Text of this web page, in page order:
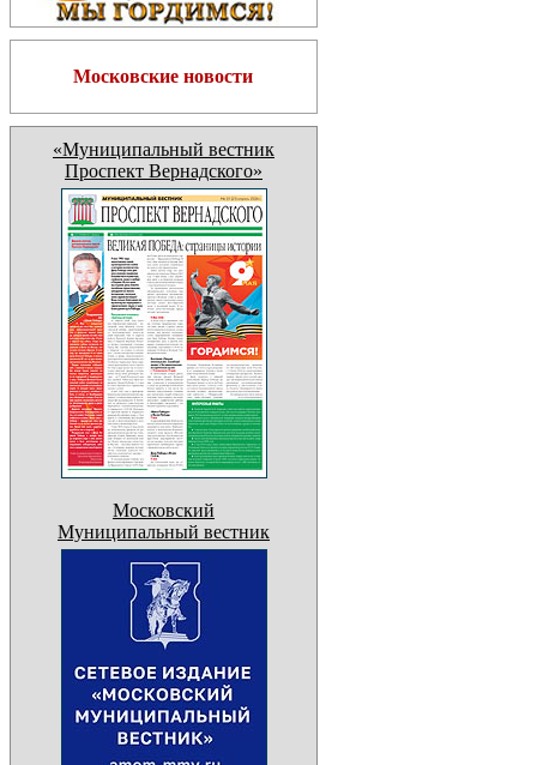
Московские новости
«Муниципальный вестник
Проспект Вернадского»
Московский
Муниципальный вестник